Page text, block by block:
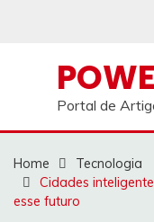
Portal de
Home
Tecnologia
Cidades
esse futuro